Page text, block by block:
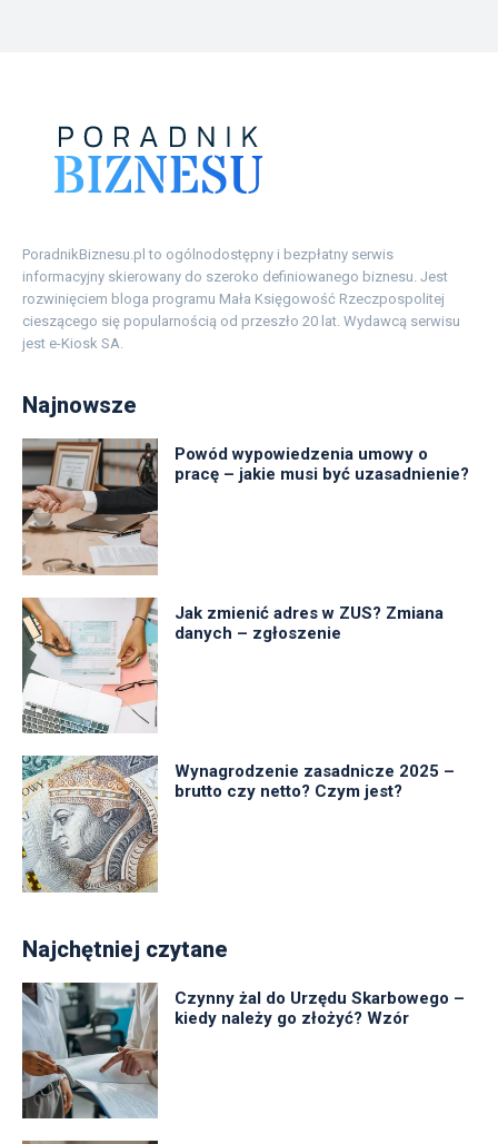
PoradnikBiznesu.pl to ogólnodostępny i bezpłatny serwis
informacyjny skierowany do szeroko definiowanego biznesu. Jest
rozwinięciem bloga programu Mała Księgowość Rzeczpospolitej
cieszącego się popularnością od przeszło 20 lat. Wydawcą serwisu
jest e-Kiosk SA.
Najnowsze
Powód wypowiedzenia umowy o
pracę – jakie musi być uzasadnienie?
Jak zmienić adres w ZUS? Zmiana
danych – zgłoszenie
Wynagrodzenie zasadnicze 2025 –
brutto czy netto? Czym jest?
Najchętniej czytane
Czynny żal do Urzędu Skarbowego –
kiedy należy go złożyć? Wzór